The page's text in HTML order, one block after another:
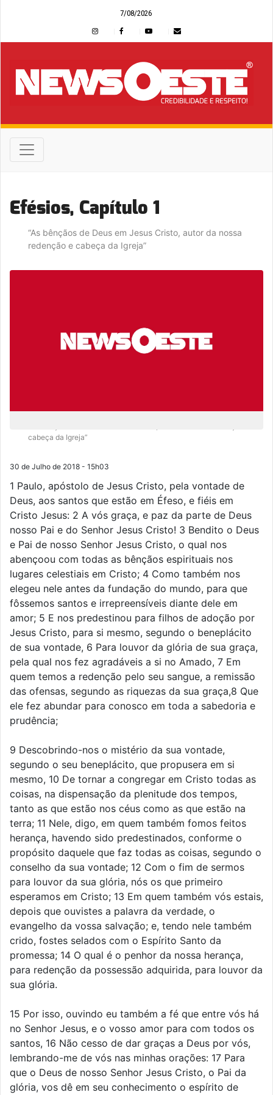
7/08/2026
Efésios, Capítulo 1
“As bênçãos de Deus em Jesus Cristo, autor da nossa
redenção e cabeça da Igreja”
cabeça da Igreja”
30 de Julho de 2018 - 15h03
1 Paulo, apóstolo de Jesus Cristo, pela vontade de
Deus, aos santos que estão em Éfeso, e fiéis em
Cristo Jesus: 2 A vós graça, e paz da parte de Deus
nosso Pai e do Senhor Jesus Cristo! 3 Bendito o Deus
e Pai de nosso Senhor Jesus Cristo, o qual nos
abençoou com todas as bênçãos espirituais nos
lugares celestiais em Cristo; 4 Como também nos
elegeu nele antes da fundação do mundo, para que
fôssemos santos e irrepreensíveis diante dele em
amor; 5 E nos predestinou para filhos de adoção por
Jesus Cristo, para si mesmo, segundo o beneplácito
de sua vontade, 6 Para louvor da glória de sua graça,
pela qual nos fez agradáveis a si no Amado, 7 Em
quem temos a redenção pelo seu sangue, a remissão
das ofensas, segundo as riquezas da sua graça,8 Que
ele fez abundar para conosco em toda a sabedoria e
prudência;
9 Descobrindo-nos o mistério da sua vontade,
segundo o seu beneplácito, que propusera em si
mesmo, 10 De tornar a congregar em Cristo todas as
coisas, na dispensação da plenitude dos tempos,
tanto as que estão nos céus como as que estão na
terra; 11 Nele, digo, em quem também fomos feitos
herança, havendo sido predestinados, conforme o
propósito daquele que faz todas as coisas, segundo o
conselho da sua vontade; 12 Com o fim de sermos
para louvor da sua glória, nós os que primeiro
esperamos em Cristo; 13 Em quem também vós estais,
depois que ouvistes a palavra da verdade, o
evangelho da vossa salvação; e, tendo nele também
crido, fostes selados com o Espírito Santo da
promessa; 14 O qual é o penhor da nossa herança,
para redenção da possessão adquirida, para louvor da
sua glória.
15 Por isso, ouvindo eu também a fé que entre vós há
no Senhor Jesus, e o vosso amor para com todos os
santos, 16 Não cesso de dar graças a Deus por vós,
lembrando-me de vós nas minhas orações: 17 Para
que o Deus de nosso Senhor Jesus Cristo, o Pai da
glória, vos dê em seu conhecimento o espírito de